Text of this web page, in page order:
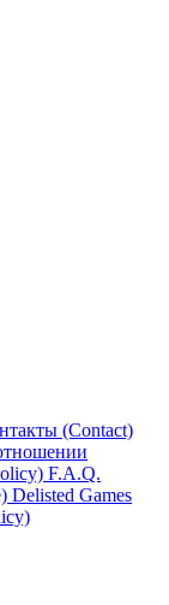
(Contact)
F.A.Q.
Delisted Games